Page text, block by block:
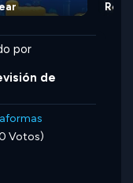
por
de
Votos)